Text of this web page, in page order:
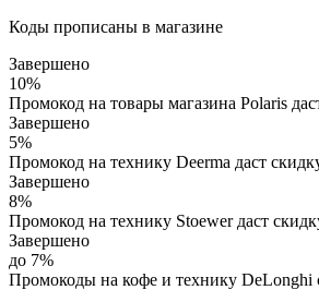
Коды прописаны в магазине
Завершено
10%
Промокод на товары магазина Polaris
Завершено
5%
Промокод на технику Deerma даст
Завершено
8%
Промокод на технику Stoewer даст
Завершено
до 7%
Промокоды на кофе и технику DeLonghi